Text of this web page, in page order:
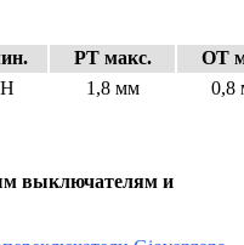
PT макс.
OT
1,8 мм 0,8
выключателям и